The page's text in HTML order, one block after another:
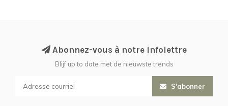
Abonnez-vous à notre infolettre
Blijf up to date met de nieuwste trends
S'abonner